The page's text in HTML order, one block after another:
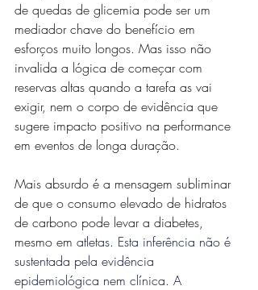
de quedas de glicemia pode ser um
mediador chave do benefício em
esforços muito longos. Mas isso não
invalida a lógica de começar com
reservas altas quando a tarefa as vai
exigir, nem o corpo de evidência que
sugere impacto positivo na performance
em eventos de longa duração.
Mais absurdo é a mensagem subliminar
de que o consumo elevado de hidratos
de carbono pode levar a diabetes,
mesmo em atletas. Esta inferência não é
sustentada pela evidência
epidemiológica nem clínica. A